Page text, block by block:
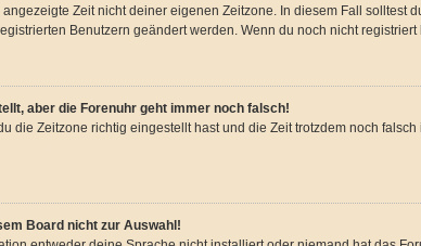
Zeit nicht deiner eigenen Zeitzone. In diesem Fall solltest
Benutzern geändert werden. Wenn du noch nicht
aber die Forenuhr geht immer noch falsch!
die Zeitzone richtig eingestellt hast und die Zeit trotzdem noch
Board nicht zur Auswahl!